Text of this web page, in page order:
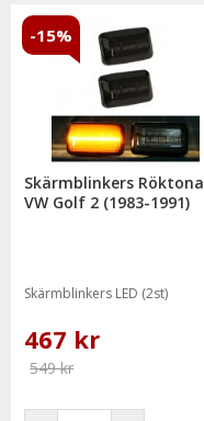
Skärmblinkers
VW Golf 2 (1983-1991)
Skärmblinkers LED (2st)
467 kr
549 kr
-15%